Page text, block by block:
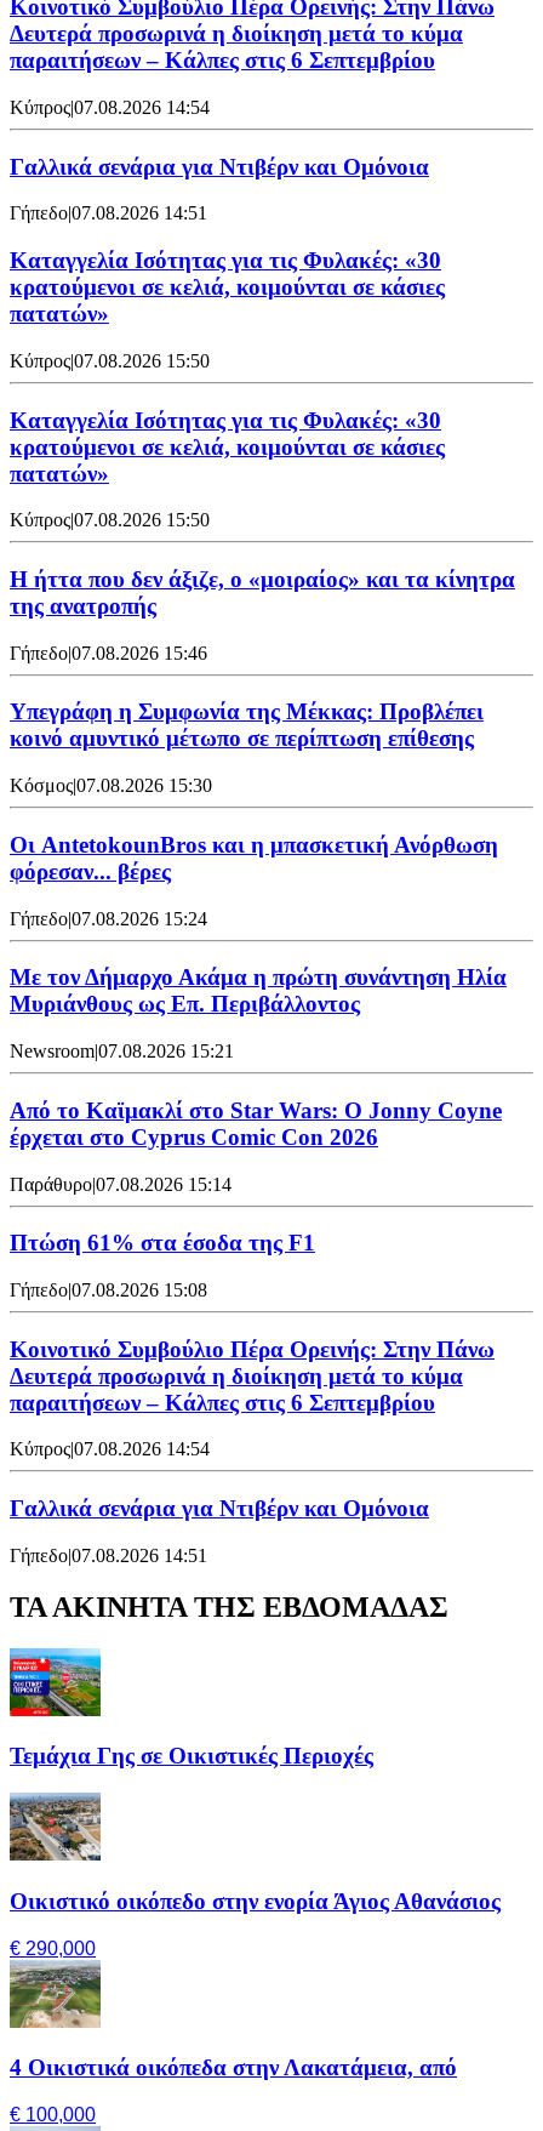
Κοινοτικό Συμβούλιο Πέρα Ορεινής: Στην Πάνω
Δευτερά προσωρινά η διοίκηση μετά το κύμα
παραιτήσεων – Κάλπες στις 6 Σεπτεμβρίου
Κύπρος|07.08.2026 14:54
Γαλλικά σενάρια για Ντιβέρν και Ομόνοια
Γήπεδο|07.08.2026 14:51
Καταγγελία Ισότητας για τις Φυλακές: «30
κρατούμενοι σε κελιά, κοιμούνται σε κάσιες
πατατών»
Κύπρος|07.08.2026 15:50
Καταγγελία Ισότητας για τις Φυλακές: «30
κρατούμενοι σε κελιά, κοιμούνται σε κάσιες
πατατών»
Κύπρος|07.08.2026 15:50
Η ήττα που δεν άξιζε, ο «μοιραίος» και τα κίνητρα
της ανατροπής
Γήπεδο|07.08.2026 15:46
Υπεγράφη η Συμφωνία της Μέκκας: Προβλέπει
κοινό αμυντικό μέτωπο σε περίπτωση επίθεσης
Κόσμος|07.08.2026 15:30
Oι AntetokounBros και η μπασκετική Ανόρθωση
φόρεσαν... βέρες
Γήπεδο|07.08.2026 15:24
Με τον Δήμαρχο Ακάμα η πρώτη συνάντηση Ηλία
Μυριάνθους ως Επ. Περιβάλλοντος
Newsroom|07.08.2026 15:21
Από το Καϊμακλί στο Star Wars: Ο Jonny Coyne
έρχεται στο Cyprus Comic Con 2026
Παράθυρο|07.08.2026 15:14
Πτώση 61% στα έσοδα της F1
Γήπεδο|07.08.2026 15:08
Κοινοτικό Συμβούλιο Πέρα Ορεινής: Στην Πάνω
Δευτερά προσωρινά η διοίκηση μετά το κύμα
παραιτήσεων – Κάλπες στις 6 Σεπτεμβρίου
Κύπρος|07.08.2026 14:54
Γαλλικά σενάρια για Ντιβέρν και Ομόνοια
Γήπεδο|07.08.2026 14:51
ΤΑ ΑΚΙΝΗΤΑ ΤΗΣ ΕΒΔΟΜΑΔΑΣ
Τεμάχια Γης σε Οικιστικές Περιοχές
Οικιστικό οικόπεδο στην ενορία Άγιος Αθανάσιος
€ 290,000
4 Οικιστικά οικόπεδα στην Λακατάμεια, από
€ 100,000